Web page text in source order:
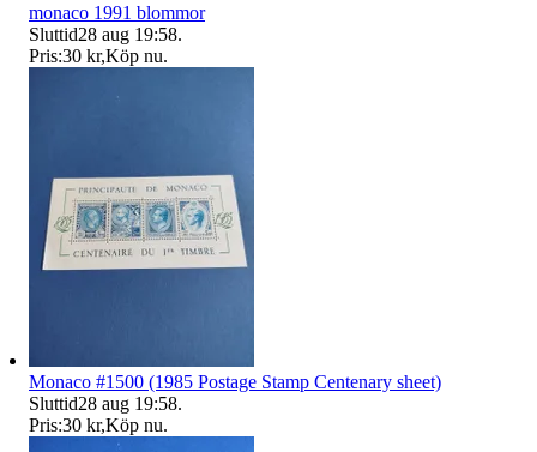
monaco 1991 blommor
Sluttid28 aug 19:58.
Pris:30 kr,Köp nu.
Monaco #1500 (1985 Postage Stamp Centenary sheet)
Sluttid28 aug 19:58.
Pris:30 kr,Köp nu.